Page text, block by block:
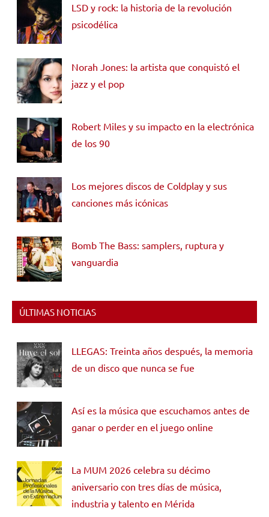
LSD y rock: la historia de la revolución
psicodélica
Norah Jones: la artista que conquistó el
jazz y el pop
Robert Miles y su impacto en la electrónica
de los 90
Los mejores discos de Coldplay y sus
canciones más icónicas
Bomb The Bass: samplers, ruptura y
vanguardia
ÚLTIMAS NOTICIAS
LLEGAS: Treinta años después, la memoria
de un disco que nunca se fue
Así es la música que escuchamos antes de
ganar o perder en el juego online
La MUM 2026 celebra su décimo
aniversario con tres días de música,
industria y talento en Mérida